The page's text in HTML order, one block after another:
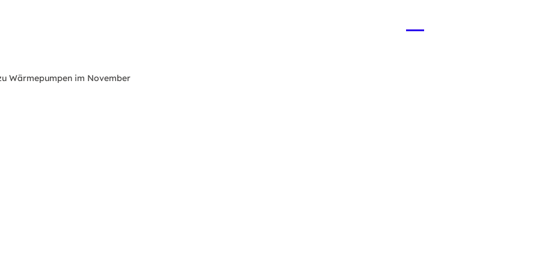
Wärmepumpen im November